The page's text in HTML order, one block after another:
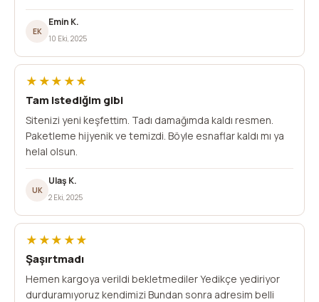
EK
Emin K.
10 Eki, 2025
★★★★★
Tam istediğim gibi
Sitenizi yeni keşfettim. Tadı damağımda kaldı resmen.
Paketleme hijyenik ve temizdi. Böyle esnaflar kaldı mı ya
helal olsun.
UK
Ulaş K.
2 Eki, 2025
★★★★★
Şaşırtmadı
Hemen kargoya verildi bekletmediler Yedikçe yediriyor
durduramıyoruz kendimizi Bundan sonra adresim belli